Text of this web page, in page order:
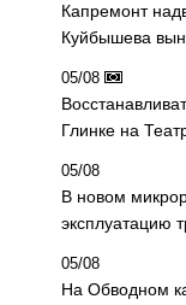
Капремонт
Куйбышева
05/08
Глинке на
05/08
В новом
эксплуатацию
05/08
На Обводном